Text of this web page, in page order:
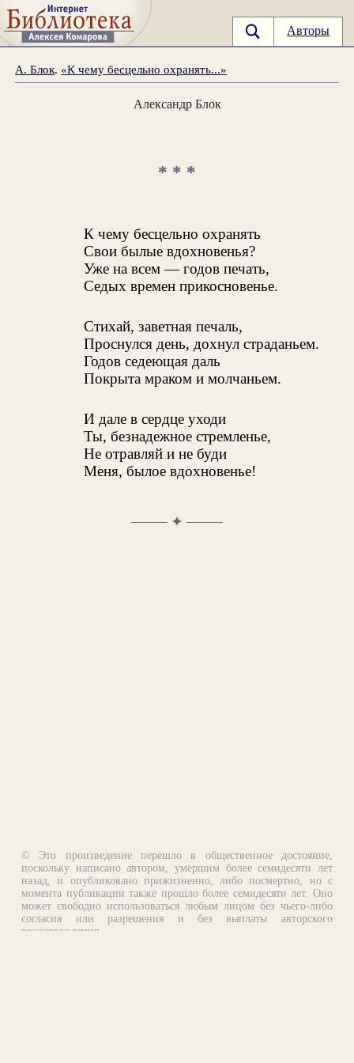
Авторы
А. Блок. «К чему бесцельно охранять...»
Александр Блок
* * *
К чему бесцельно охранять
Свои былые вдохновенья?
Уже на всем — годов печать,
Седых времен прикосновенье.
Стихай, заветная печаль,
Проснулся день, дохнул страданьем.
Годов седеющая даль
Покрыта мраком и молчаньем.
И дале в сердце уходи
Ты, безнадежное стремленье,
Не отравляй и не буди
Меня, былое вдохновенье!
✦
© Это произведение перешло в общественное достояние,
поскольку написано автором, умершим более семидесяти лет
назад, и опубликовано прижизненно, либо посмертно, но с
момента публикации также прошло более семидесяти лет. Оно
может свободно использоваться любым лицом без чьего-либо
согласия или разрешения и без выплаты авторского
вознаграждения.